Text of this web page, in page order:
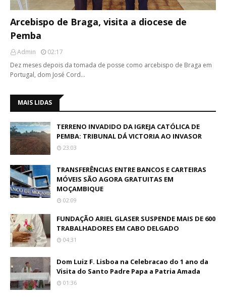
Arcebispo de Braga, visita a diocese de
Pemba
Admin
02:17
Dez meses depois da tomada de posse como arcebispo de Braga em
Portugal, dom José Cord…
MAIS LIDAS
TERRENO INVADIDO DA IGREJA CATÓLICA DE
PEMBA: TRIBUNAL DÁ VICTORIA AO INVASOR
23:03
TRANSFERÊNCIAS ENTRE BANCOS E CARTEIRAS
MÓVEIS SÃO AGORA GRATUITAS EM
MOÇAMBIQUE
02:09
FUNDAÇÃO ARIEL GLASER SUSPENDE MAIS DE 600
TRABALHADORES EM CABO DELGADO
04:31
Dom Luiz F. Lisboa na Celebracao do 1 ano da
Visita do Santo Padre Papa a Patria Amada
01:36